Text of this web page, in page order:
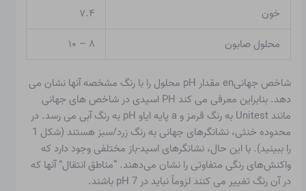
خون
۷.۴
محلول صابون
۸ – ۱۰
شاخص جهانی
en مقدار pH محلول را با رنگ مشخصه آنها نشان می
دهد. بنابراین معرفی می کند PH اسیدی
در شاخص های جهانی
مانند Unitest به رنگ قرمز و a
پایه ای
او pH به رنگ آبی می رسد. در
محدوده خنثی، نشانگرهای جهانی به رنگ زرد/سبز هستند (شکل 1
را ببینید). با این حال، نشانگرهای اسید-باز مختلفی وجود دارد که
واکنش‌های رنگی متفاوتی را نشان می‌دهند. “مناطق انتقال” آنها که
در آن رنگ تغییر می کنند لزوماً نباید در pH 7 باشند.